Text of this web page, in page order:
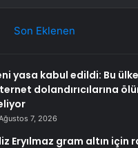
Son Eklenen
yasa kabul edildi: Bu
dolandırıcılarına
7, 2026
Eryılmaz gram altın için